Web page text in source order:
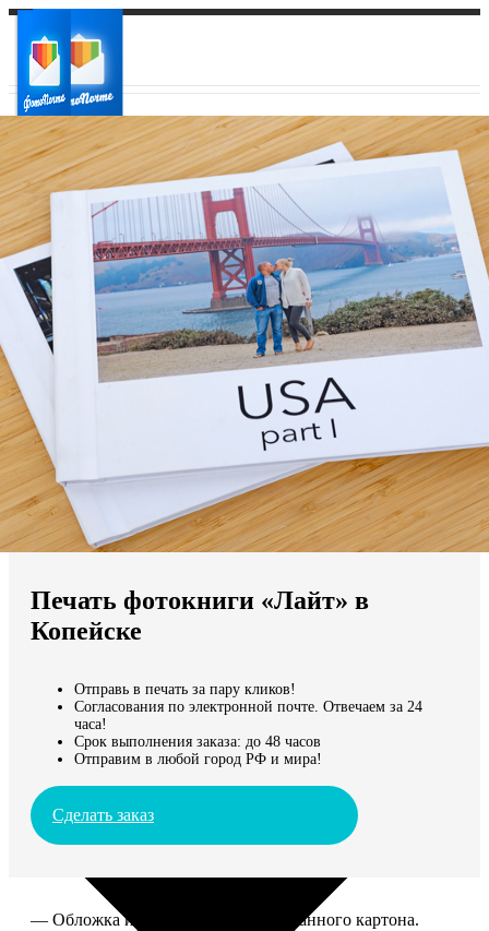
Ваш город:
Ваш регион доставки
Выберите из списка:
Мы доставляем по всему миру
Продолжить без города
Печать фотокниги «Лайт» в
Копейске
Отправь в печать за пару кликов!
Согласования по электронной почте. Отвечаем за 24
часа!
Срок выполнения заказа: до 48 часов
Отправим в любой город РФ и мира!
Сделать заказ
— Обложка из твердого ламинированного картона.